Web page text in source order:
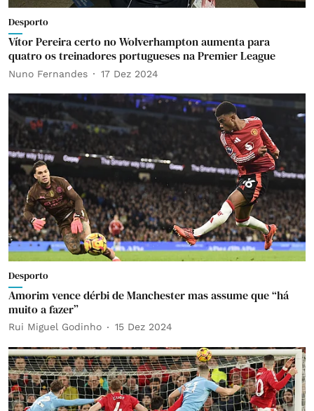
Desporto
Vítor Pereira certo no Wolverhampton aumenta para
quatro os treinadores portugueses na Premier League
Nuno Fernandes 17 Dez 2024
Desporto
Amorim vence dérbi de Manchester mas assume que “há
muito a fazer”
Rui Miguel Godinho 15 Dez 2024